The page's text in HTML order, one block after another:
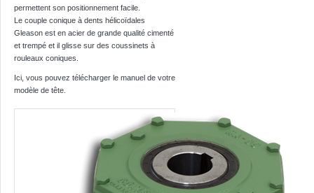
permettent son positionnement facile.
Le couple conique à dents hélicoïdales
Gleason est en acier de grande qualité cimenté
et trempé et il glisse sur des coussinets à
rouleaux coniques.
Ici, vous pouvez télécharger le manuel de votre
modèle de tête.